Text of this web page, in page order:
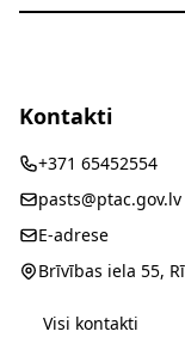
Kontakti
+371 65452554
pasts@ptac.gov.lv
E-adrese
Brīvības iela 55,
Visi kontakti